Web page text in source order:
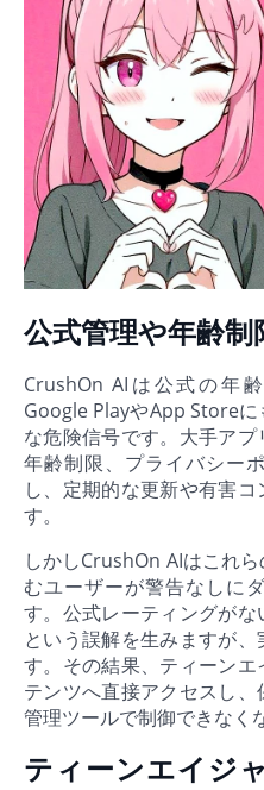
公式管理や年齢制
CrushOn AIは公式の年
Google PlayやApp Store
な危険信号です。大手ア
年齢制限、プライバシー
し、定期的な更新や有害
す。
しかしCrushOn AIはこれ
むユーザーが警告なしに
す。公式レーティングがな
という誤解を生みますが
す。その結果、ティーン
テンツへ直接アクセスし
管理ツールで制御できなく
ティーンエイジ